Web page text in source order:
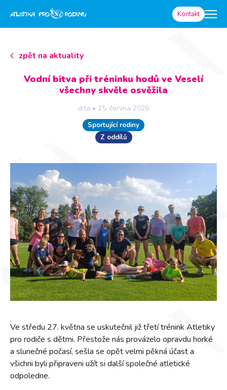
Kontakt
zpět na aktuality
Vodní bitva při tréninku hodů ve Veselí
všechny skvěle osvěžila
dita • 15. června 2026
Sportující rodiny
Z oddílů
Ve středu 27. května se uskutečnil již třetí trénink Atletiky
pro rodiče s dětmi. Přestože nás provázelo opravdu horké
a slunečné počasí, sešla se opět velmi pěkná účast a
všichni byli připraveni užít si další společné atletické
odpoledne.